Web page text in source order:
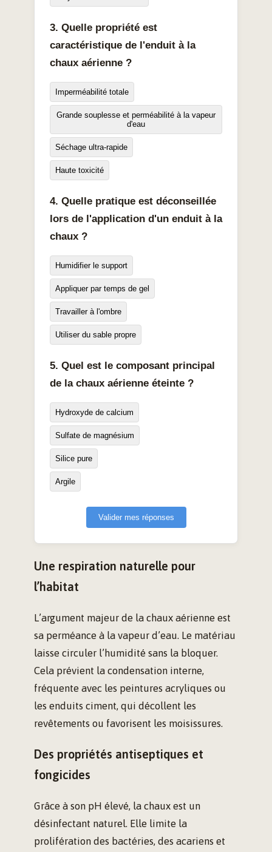
3. Quelle propriété est
caractéristique de l'enduit à la
chaux aérienne ?
Imperméabilité totale
Grande souplesse et perméabilité à la vapeur
d'eau
Séchage ultra-rapide
Haute toxicité
4. Quelle pratique est déconseillée
lors de l'application d'un enduit à la
chaux ?
Humidifier le support
Appliquer par temps de gel
Travailler à l'ombre
Utiliser du sable propre
5. Quel est le composant principal
de la chaux aérienne éteinte ?
Hydroxyde de calcium
Sulfate de magnésium
Silice pure
Argile
Valider mes réponses
Une respiration naturelle pour
l’habitat
L’argument majeur de la chaux aérienne est
sa perméance à la vapeur d’eau. Le matériau
laisse circuler l’humidité sans la bloquer.
Cela prévient la condensation interne,
fréquente avec les peintures acryliques ou
les enduits ciment, qui décollent les
revêtements ou favorisent les moisissures.
Des propriétés antiseptiques et
fongicides
Grâce à son pH élevé, la chaux est un
désinfectant naturel. Elle limite la
prolifération des bactéries, des acariens et